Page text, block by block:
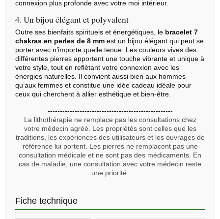
connexion plus profonde avec votre moi intérieur.
4. Un bijou élégant et polyvalent
Outre ses bienfaits spirituels et énergétiques, le bracelet 7
chakras en perles de 8 mm est un bijou élégant qui peut se
porter avec n’importe quelle tenue. Les couleurs vives des
différentes pierres apportent une touche vibrante et unique à
votre style, tout en reflétant votre connexion avec les
énergies naturelles. Il convient aussi bien aux hommes
qu’aux femmes et constitue une idée cadeau idéale pour
ceux qui cherchent à allier esthétique et bien-être.
---------------------------------------------------
La lithothérapie ne remplace pas les consultations chez
votre médecin agréé. Les propriétés sont celles que les
traditions, les expériences des utilisateurs et les ouvrages de
référence lui portent. Les pierres ne remplacent pas une
consultation médicale et ne sont pas des médicaments. En
cas de maladie, une consultation avec votre médecin reste
une priorité.
Fiche technique